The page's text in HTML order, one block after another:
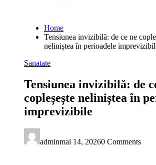
Home
Tensiunea invizibilă: de ce ne
neliniștea în perioadele
Sanatate
Tensiunea invizibilă: de
copleșește neliniștea în
imprevizibile
adminmai 14, 20260 Comments